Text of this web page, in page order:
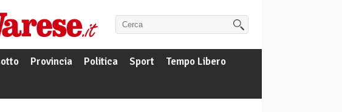
Provincia Politica Sport
Tempo Libero